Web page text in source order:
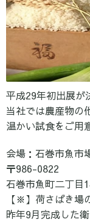
平成29年初出展が
当社では農産物の他
温かい試食をご用
会場：石巻市魚市
〒986-0822
石巻市魚町二丁目
【※】荷さばき場
昨年9月完成した